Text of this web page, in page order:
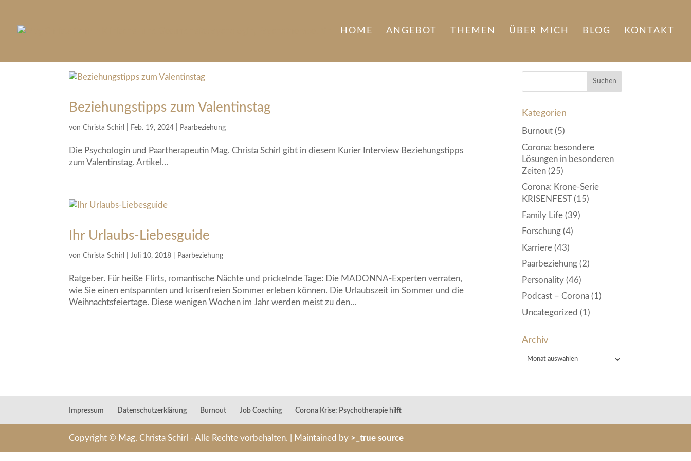
HOME ANGEBOT THEMEN ÜBER MICH BLOG KONTAKT
Beziehungstipps zum Valentinstag
vonChrista Schirl Feb. 19, 2024 Paarbeziehung
Die Psychologin und Paartherapeutin Mag. Christa Schirl gibt in diesem Kurier Interview Beziehungstipps
zum Valentinstag. Artikel...
Ihr Urlaubs-Liebesguide
vonChrista Schirl |Juli 10, 2018 Paarbeziehung
Ratgeber. Für heiße Flirts, romantische Nächte und prickelnde Tage: Die MADONNA-Experten verraten,
wie Sie einen entspannten und krisenfreien Sommer erleben können. Die Urlaubszeit im Sommer und die
Weihnachtsfeiertage. Diese wenigen Wochen im Jahr werden meist zu den...
Kategorien
Burnout (5)
Corona: besondere
Lösungen in besonderen
Zeiten (25)
Corona: Krone-Serie
KRISENFEST(15)
Family Life (39)
Forschung (4)
Karriere (43)
Paarbeziehung (2)
Personality (46)
Podcast – Corona (1)
Uncategorized (1)
Archiv
Archiv
Impressum Datenschutzerklärung Burnout Job Coaching Corona Krise: Psychotherapie hilft
Copyright © Mag. Christa Schirl - Alle Rechte vorbehalten. | Maintained by >_true source